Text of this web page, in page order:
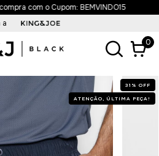
com o Cupom: BEMVINDO15
a
0
31 % OFF
ATENÇÃO, ÚLTIMA PEÇA!